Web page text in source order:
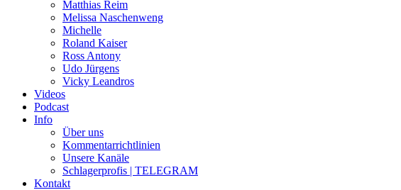
Matthias Reim
Melissa Naschenweng
Michelle
Roland Kaiser
Ross Antony
Udo Jürgens
Vicky Leandros
Videos
Podcast
Info
Über uns
Kommentarrichtlinien
Unsere Kanäle
Schlagerprofis | TELEGRAM
Kontakt